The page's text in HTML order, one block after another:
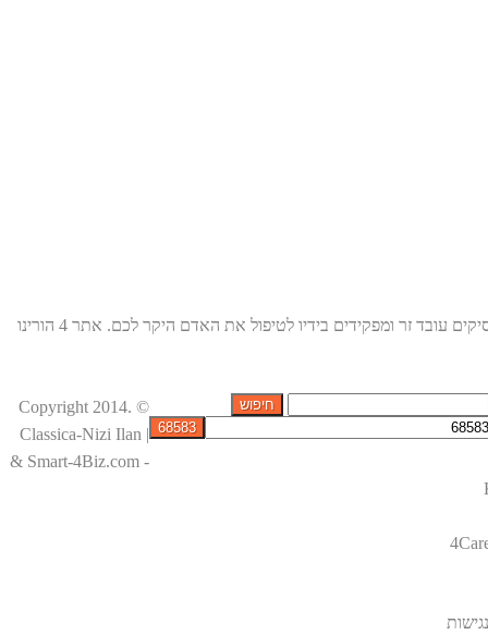
עומדים לרשותכם לכל שאלה או הבהרה. הירשמו באתר, אנו ניצור עמכם קשר ונקל עליכם את ההסתגלות למצב החדש בו הנכם מעסיקים עובד זר ומפקידים בידיו לטיפול את האדם היקר לכם. אתר 4 הורינו
© Copyright 2014.
Classica-Nizi Ilan |
& Smart-4Biz.com -